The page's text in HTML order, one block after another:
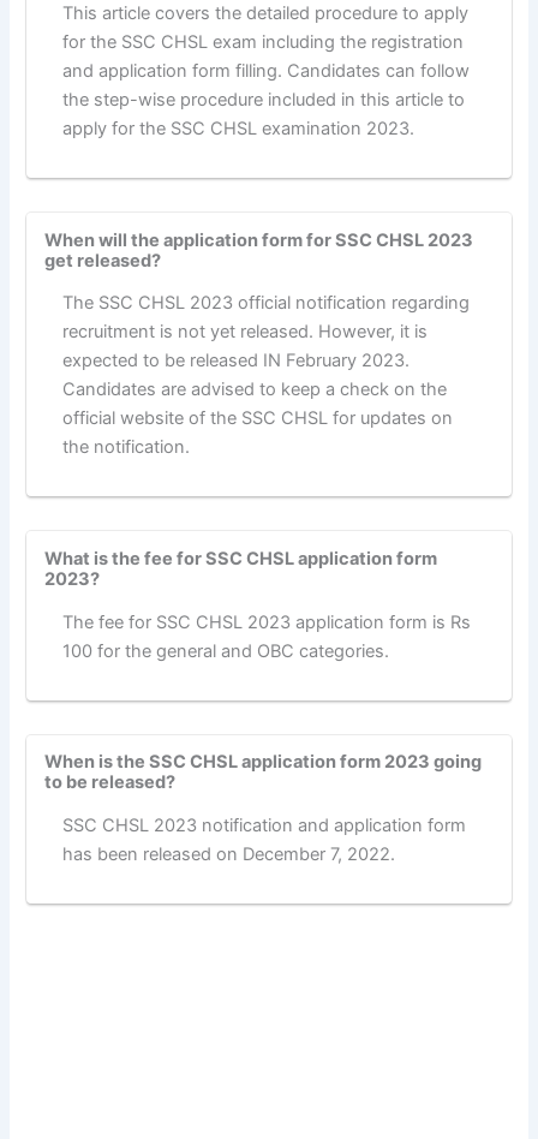
This article covers the detailed procedure to apply
for the SSC CHSL exam including the registration
and application form filling. Candidates can follow
the step-wise procedure included in this article to
apply for the SSC CHSL examination 2023.
When will the application form for SSC CHSL 2023
get released?
The SSC CHSL 2023 official notification regarding
recruitment is not yet released. However, it is
expected to be released IN February 2023.
Candidates are advised to keep a check on the
official website of the SSC CHSL for updates on
the notification.
What is the fee for SSC CHSL application form
2023?
The fee for SSC CHSL 2023 application form is Rs
100 for the general and OBC categories.
When is the SSC CHSL application form 2023 going
to be released?
SSC CHSL 2023 notification and application form
has been released on December 7, 2022.